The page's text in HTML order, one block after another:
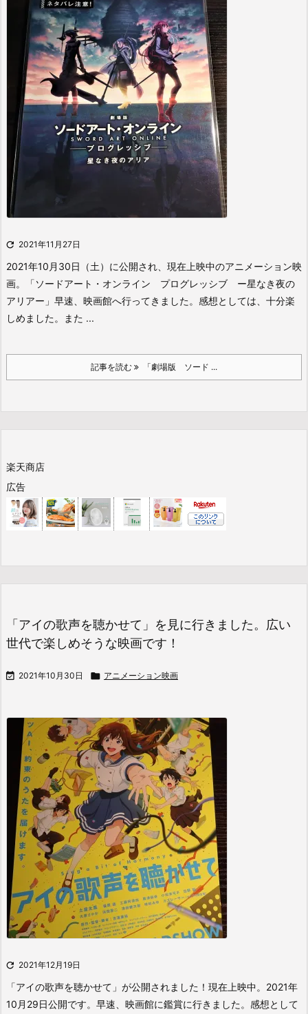
 2021年11月27日
2021年10月30日（土）に公開され、現在上映中のアニメーション映
画。
「ソードアート・オンライン プログレッシブ ー星なき夜の
アリアー」 早速、映画館へ行ってきました。 感想としては、十分楽
しめました。また ...
記事を読む 「劇場版 ソード ...
楽天商店
広告
「アイの歌声を聴かせて」を見に行きました。広い
世代で楽しめそうな映画です！
 2021年10月30日  アニメーション映画
 2021年12月19日
「アイの歌声を聴かせて」が公開されました！現在上映中。 2021年
10月29日公開です。 早速、映画館に鑑賞に行きました。 感想として